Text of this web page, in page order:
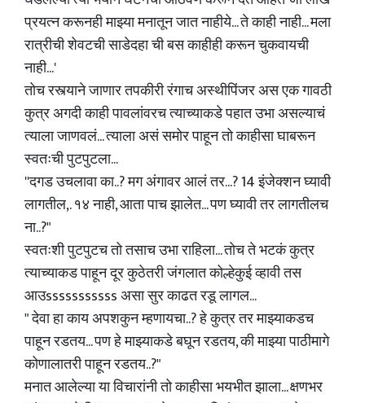
प्रयत्न करूनही माझ्या मनातून जात नाहीये... ते काही नाही... मला
रात्रीची शेवटची साडेदहा ची बस काहीही करून चुकवायची
नाही...'
तोच रस्त्याने जाणार तपकीरी रंगाच अस्थीपिंजर अस एक गावठी
कुत्र अगदी काही पावलांवरच त्याच्याकडे पहात उभा असल्याचं
त्याला जाणवलं... त्याला असं समोर पाहून तो काहीसा घाबरून
स्वतःची पुटपुटला...
''दगड उचलावा का..? मग अंगावर आलं तर...? 14 इंजेक्शन घ्यावी
लागतील,. १४ नाही, आता पाच झालेत... पण घ्यावी तर लागतीलच
ना..?"
स्वतःशी पुटपुटच तो तसाच उभा राहिला... तोच ते भटकं कुत्र
त्याच्याकड पाहून दूर कुठेतरी जंगलात कोल्हेकुई व्हावी तस
आउsssssssssss असा सुर काढत रडू लागल...
" देवा हा काय अपशकुन म्हणायचा..? हे कुत्र तर माझ्याकडच
पाहून रडतय... पण हे माझ्याकडे बघून रडतय, की माझ्या पाठीमागे
कोणालातरी पाहून रडतय..?"
मनात आलेल्या या विचारांनी तो काहीसा भयभीत झाला... क्षणभर